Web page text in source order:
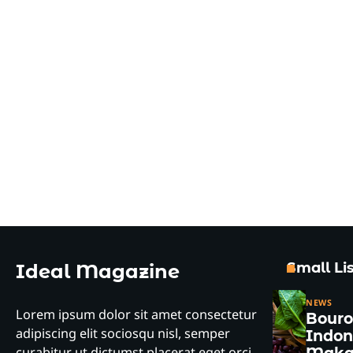
Ideal Magazine
Lorem ipsum dolor sit amet consectetur
adipiscing elit sociosqu nisl, semper
Small
NEWS